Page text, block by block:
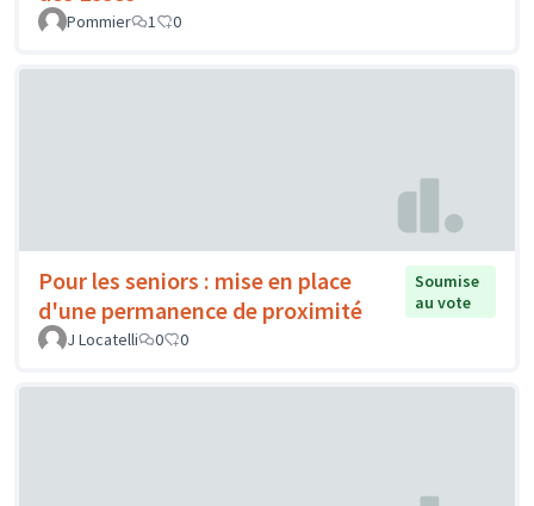
Pommier
1 0
Pour les seniors : mise en place
d'une permanence de proximité
Soumise
au vote
J Locatelli
0 0